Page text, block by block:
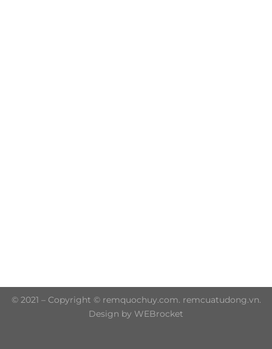
© 2021 – Copyright © remquochuy.com. remcuatudong.vn.
Design by WEBrocket